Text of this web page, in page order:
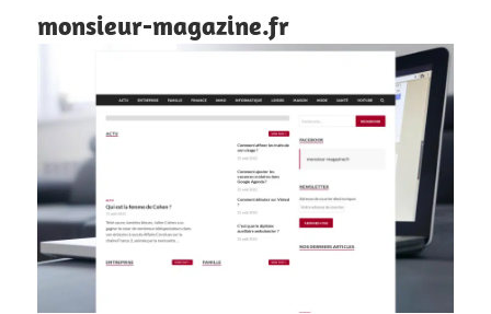
monsieur-magazine.fr